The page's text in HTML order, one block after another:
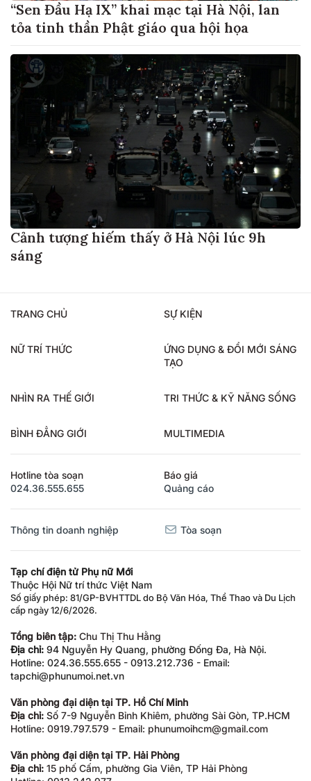
“Sen Đầu Hạ IX” khai mạc tại Hà Nội, lan
tỏa tinh thần Phật giáo qua hội họa
Cảnh tượng hiếm thấy ở Hà Nội lúc 9h
sáng
TRANG CHỦ SỰ KIỆN
NỮ TRÍ THỨC
ỨNG DỤNG & ĐỔI MỚI SÁNG
TẠO
NHÌN RA THẾ GIỚI TRI THỨC & KỸ NĂNG SỐNG
BÌNH ĐẲNG GIỚI MULTIMEDIA
Hotline tòa soạn
024.36.555.655
Báo giá
Quảng cáo
Thông tin doanh nghiệp Tòa soạn
Tạp chí điện tử Phụ nữ Mới
Thuộc Hội Nữ trí thức Việt Nam
Số giấy phép: 81/GP-BVHTTDL do Bộ Văn Hóa, Thể Thao và Du Lịch
cấp ngày 12/6/2026.
Tổng biên tập: Chu Thị Thu Hằng
Địa chỉ: 94 Nguyễn Hy Quang, phường Đống Đa, Hà Nội.
Hotline: 024.36.555.655 - 0913.212.736 - Email:
tapchi@phunumoi.net.vn
Văn phòng đại diện tại TP. Hồ Chí Minh
Địa chỉ: Số 7-9 Nguyễn Bỉnh Khiêm, phường Sài Gòn, TP.HCM
Hotline: 0919.797.579 - Email: phunumoihcm@gmail.com
Văn phòng đại diện tại TP. Hải Phòng
Địa chỉ: 15 phố Cấm, phường Gia Viên, TP Hải Phòng